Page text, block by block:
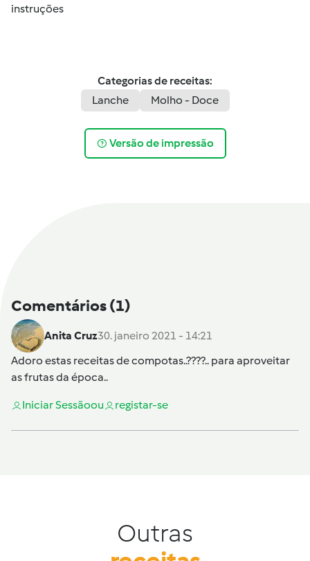
instruções
Categorias de receitas:
Lanche
Molho - Doce
Versão de impressão
Comentários(1)
Anita Cruz30. janeiro 2021 - 14:21
Adoro estas receitas de compotas..????.. para aproveitar
as frutas da época..
Iniciar Sessãoou registar-se
Outras